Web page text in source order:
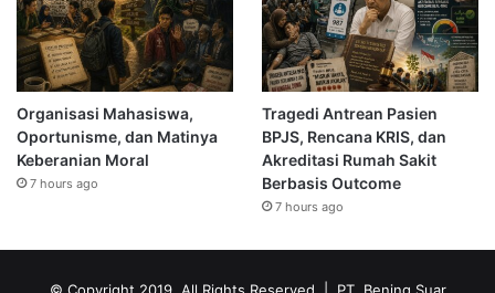
Organisasi Mahasiswa,
Oportunisme, dan Matinya
Keberanian Moral
7 hours ago
Tragedi Antrean Pasien
BPJS, Rencana KRIS, dan
Akreditasi Rumah Sakit
Berbasis Outcome
7 hours ago
© Copyright 2019, All Rights Reserved | PT. Bening Suar